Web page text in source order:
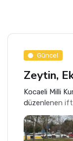
Güncel
Kocaeli Milli
düzenlenen
milletlere